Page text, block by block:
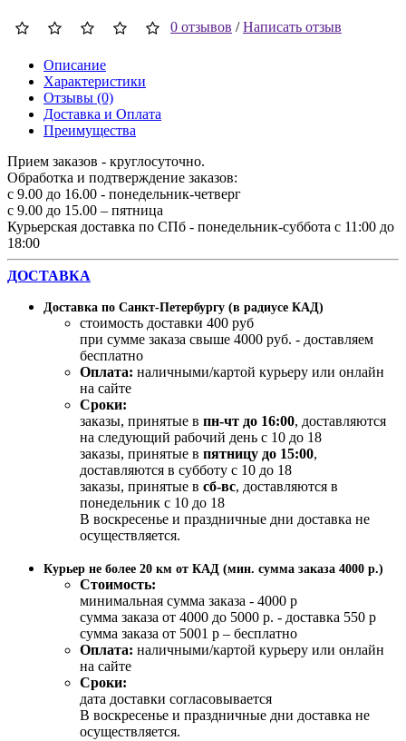
0 отзывов /Написать отзыв
Описание
Характеристики
Отзывы (0)
Доставка и Оплата
Преимущества
Прием заказов - круглосуточно.
Обработка и подтверждение заказов:
с 9.00 до 16.00 - понедельник-четверг
с 9.00 до 15.00 – пятница
Курьерская доставка по СПб - понедельник-суббота с 11:00 до
18:00
ДОСТАВКА
Доставка по Санкт-Петербургу (в радиусе КАД)
стоимость доставки 400 руб
при сумме заказа свыше 4000 руб. - доставляем
бесплатно
Оплата: наличными/картой курьеру или онлайн
на сайте
Сроки:
заказы, принятые в пн-чт до 16:00, доставляются
на следующий рабочий день с 10 до 18
заказы, принятые в пятницу до 15:00,
доставляются в субботу с 10 до 18
заказы, принятые в сб-вс, доставляются в
понедельник с 10 до 18
В воскресенье и праздничные дни доставка не
осуществляется.
Курьер не более 20 км от КАД (мин. сумма заказа 4000 р.)
Стоимость:
минимальная сумма заказа - 4000 р
сумма заказа от 4000 до 5000 р. - доставка 550 р
сумма заказа от 5001 р – бесплатно
Оплата: наличными/картой курьеру или онлайн
на сайте
Сроки:
дата доставки согласовывается
В воскресенье и праздничные дни доставка не
осуществляется.